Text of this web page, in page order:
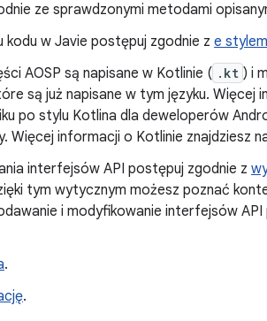
ze sprawdzonymi metodami
kodu w Javie postępuj zgodnie z e
AOSP są napisane w Kotlinie ( .kt ) i
są już napisane w tym języku. Więcej
po stylu Kotlina dla deweloperów
Więcej informacji o Kotlinie znajdziesz
interfejsów API postępuj zgodnie z
tym wytycznym możesz poznać
i modyfikowanie interfejsów
.
.